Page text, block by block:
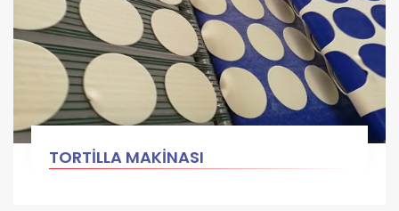
TORTİLLA MAKİNASI